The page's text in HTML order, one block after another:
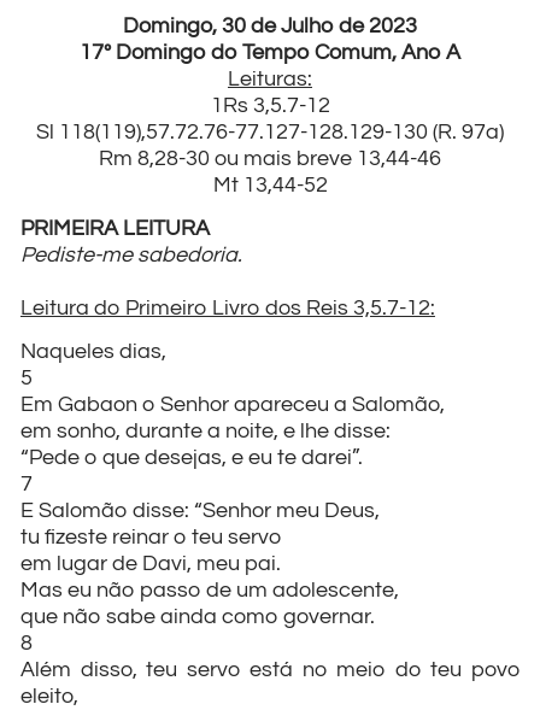
Domingo, 30 de Julho de 2023
17º Domingo do Tempo Comum, Ano A
Leituras:
1Rs 3,5.7-12
Sl 118(119),57.72.76-77.127-128.129-130 (R. 97a)
Rm 8,28-30 ou mais breve 13,44-46
Mt 13,44-52
PRIMEIRA LEITURA
Pediste-me sabedoria.
Leitura do Primeiro Livro dos Reis 3,5.7-12:
Naqueles dias,
5
Em Gabaon o Senhor apareceu a Salomão,
em sonho, durante a noite, e lhe disse:
“Pede o que desejas, e eu te darei”.
7
E Salomão disse: “Senhor meu Deus,
tu fizeste reinar o teu servo
em lugar de Davi, meu pai.
Mas eu não passo de um adolescente,
que não sabe ainda como governar.
8
Além disso, teu servo está no meio do teu povo
eleito,